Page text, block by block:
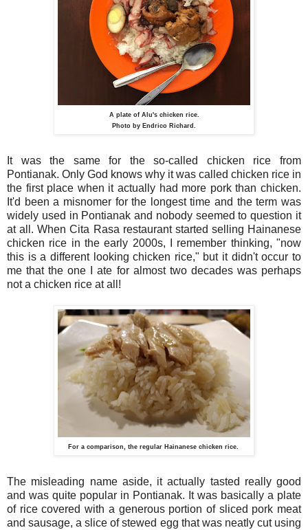
A plate of Alu's chicken rice.
Photo by Endrico Richard.
It was the same for the so-called chicken rice from
Pontianak. Only God knows why it was called chicken rice in
the first place when it actually had more pork than chicken.
It'd been a misnomer for the longest time and the term was
widely used in Pontianak and nobody seemed to question it
at all. When Cita Rasa restaurant started selling Hainanese
chicken rice in the early 2000s, I remember thinking, "now
this is a different looking chicken rice," but it didn't occur to
me that the one I ate for almost two decades was perhaps
not a chicken rice at all!
For a comparison, the regular Hainanese chicken rice.
The misleading name aside, it actually tasted really good
and was quite popular in Pontianak. It was basically a plate
of rice covered with a generous portion of sliced pork meat
and sausage, a slice of stewed egg that was neatly cut using